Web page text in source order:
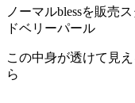
ノーマルblessを販売
ドベリーパール
この中身が透けて見
ら